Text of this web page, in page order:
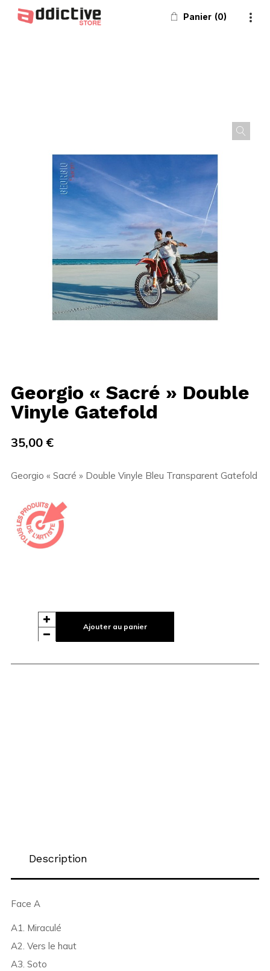
Panier 0
Georgio « Sacré » Double
Vinyle Gatefold
35,00 €
Georgio « Sacré » Double Vinyle Bleu Transparent Gatefold
Ajouter au panier
Description
Face A
A1. Miraculé
A2. Vers le haut
A3. Soto